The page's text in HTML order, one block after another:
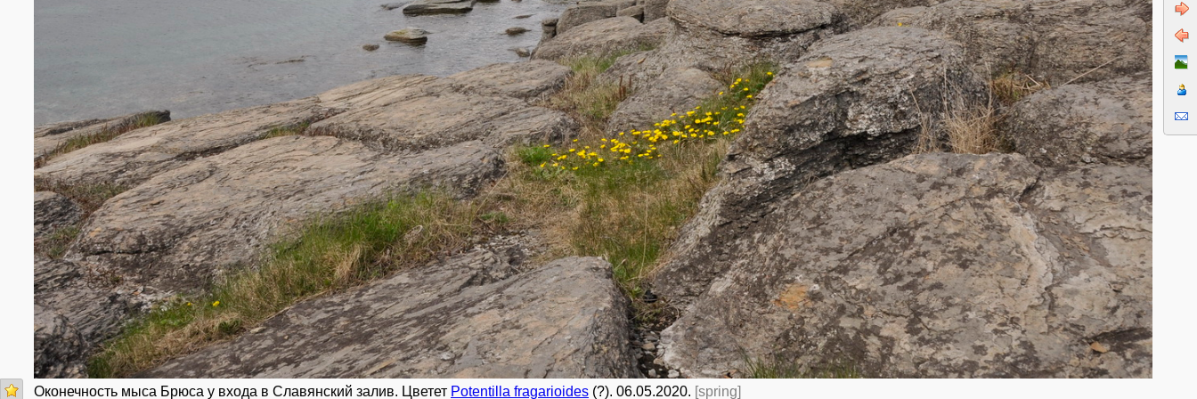
Оконечность мыса Брюса у входа в Славянский залив. Цветет Potentilla fragarioides (?). 06.05.2020. [spring]